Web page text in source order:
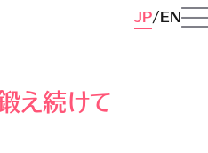
JP EN
え続けて